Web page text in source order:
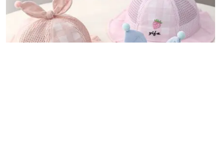
系
知
识
线
看
合
伙
返